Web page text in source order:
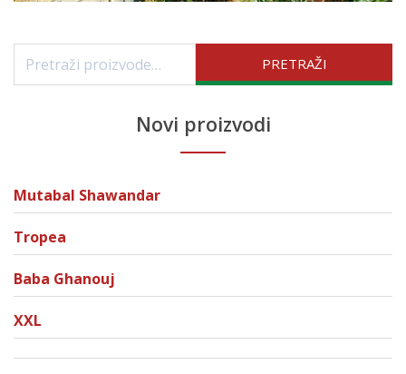
PRETRAŽI
Novi proizvodi
Mutabal Shawandar
Tropea
Baba Ghanouj
XXL